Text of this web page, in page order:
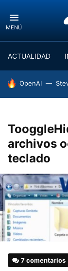
MENÚ
ACTUALIDAD
HOY SE HABLA
OpenAI
archivos
teclado
7 comentarios